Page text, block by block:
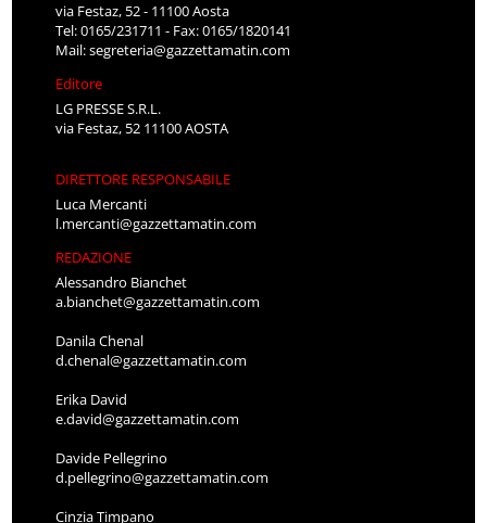
via Festaz, 52 - 11100 Aosta
Tel: 0165/231711 - Fax: 0165/1820141
Mail:segreteria@gazzettamatin.com
Editore
LG PRESSE S.R.L.
via Festaz, 52 11100 AOSTA
DIRETTORE RESPONSABILE
Luca Mercanti
l.mercanti@gazzettamatin.com
REDAZIONE
Alessandro Bianchet
a.bianchet@gazzettamatin.com
Danila Chenal
d.chenal@gazzettamatin.com
Erika David
e.david@gazzettamatin.com
Davide Pellegrino
d.pellegrino@gazzettamatin.com
Cinzia Timpano